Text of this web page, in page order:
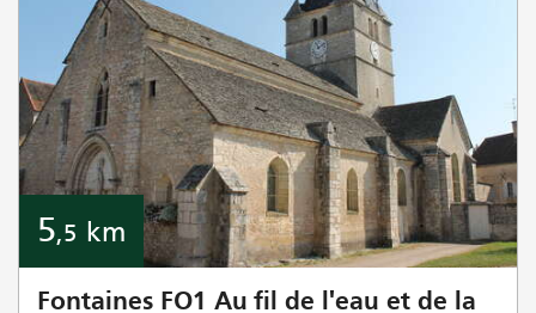
5,5 km
Fontaines FO1 Au fil de l'eau et de la